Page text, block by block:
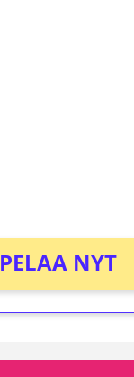
PELAA NYT